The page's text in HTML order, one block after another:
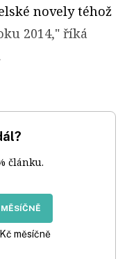
novely téhož
2014," říká
článku.
měsíčně